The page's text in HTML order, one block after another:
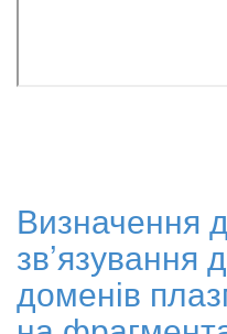
Визначення
зв’язування
доменів